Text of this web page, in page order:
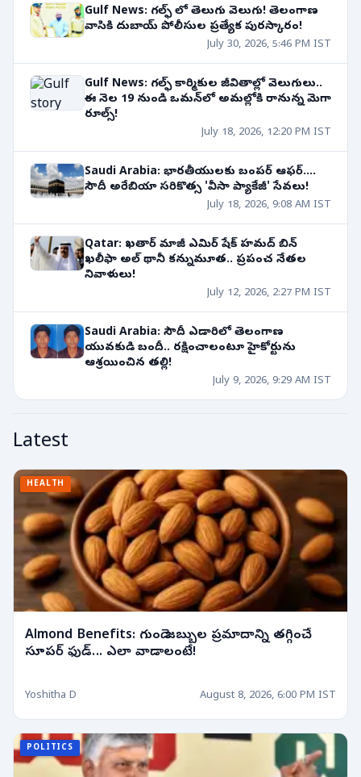
Gulf News: గల్ఫ్ లో తెలుగు వెలుగు! తెలంగాణ
వాసికి దుబాయ్ పోలీసుల ప్రత్యేక పురస్కారం!
July 30, 2026, 5:46 PM IST
Gulf News: గల్ఫ్ కార్మికుల జీవితాల్లో వెలుగులు..
ఈ నెల 19 నుండి ఒమన్‌లో అమల్లోకి రానున్న మెగా
రూల్స్!
July 18, 2026, 12:20 PM IST
Saudi Arabia: భారతీయులకు బంపర్ ఆఫర్....
సౌదీ అరేబియా సరికొత్స 'వీసా ప్యాకేజీ' సేవలు!
July 18, 2026, 9:08 AM IST
Qatar: ఖతార్ మాజీ ఎమిర్ షేక్ హమద్ బిన్
ఖలీఫా అల్ థానీ కన్నుమూత.. ప్రపంచ నేతల
నివాళులు!
July 12, 2026, 2:27 PM IST
Saudi Arabia: సౌదీ ఎడారిలో తెలంగాణ
యువకుడి బందీ.. రక్షించాలంటూ హైకోర్టును
ఆశ్రయించిన తల్లి!
July 9, 2026, 9:29 AM IST
Latest
HEALTH
Almond Benefits: గుండె జబ్బుల ప్రమాదాన్ని తగ్గించే
సూపర్ ఫుడ్... ఎలా వాడాలంటే!
Yoshitha D August 8, 2026, 6:00 PM IST
POLITICS